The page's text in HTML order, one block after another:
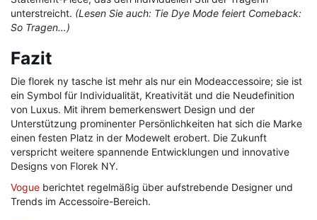
unterstreicht. (Lesen Sie auch: Tie Dye Mode feiert Comeback:
So Tragen…)
Fazit
Die florek ny tasche ist mehr als nur ein Modeaccessoire; sie ist
ein Symbol für Individualität, Kreativität und die Neudefinition
von Luxus. Mit ihrem bemerkenswert Design und der
Unterstützung prominenter Persönlichkeiten hat sich die Marke
einen festen Platz in der Modewelt erobert. Die Zukunft
verspricht weitere spannende Entwicklungen und innovative
Designs von Florek NY.
Vogue berichtet regelmäßig über aufstrebende Designer und
Trends im Accessoire-Bereich.